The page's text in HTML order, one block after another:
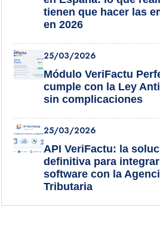
tienen que hacer las
en 2026
25/03/2026
Módulo VeriFactu
cumple con la Ley
sin complicaciones
25/03/2026
API VeriFactu: la
definitiva para
software con la
Tributaria